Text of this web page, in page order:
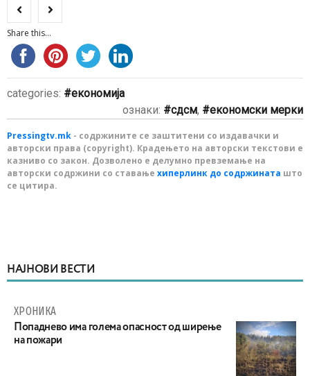
Share this...
categories:
економија
ознаки:
сдсм, економски мерки
Pressingtv.mk - содржините се заштитени со издавачки и
авторски права (copyright). Крадењето на авторски текстови е
казниво со закон. Дозволено е делумно превземање на
авторски содржини со ставање хиперлинк до содржината што
се цитира.
НАЈНОВИ ВЕСТИ
ХРОНИКА
Попаднево има голема опасност од ширење
на пожари